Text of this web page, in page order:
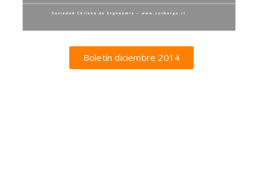
Boletín diciembre 2014